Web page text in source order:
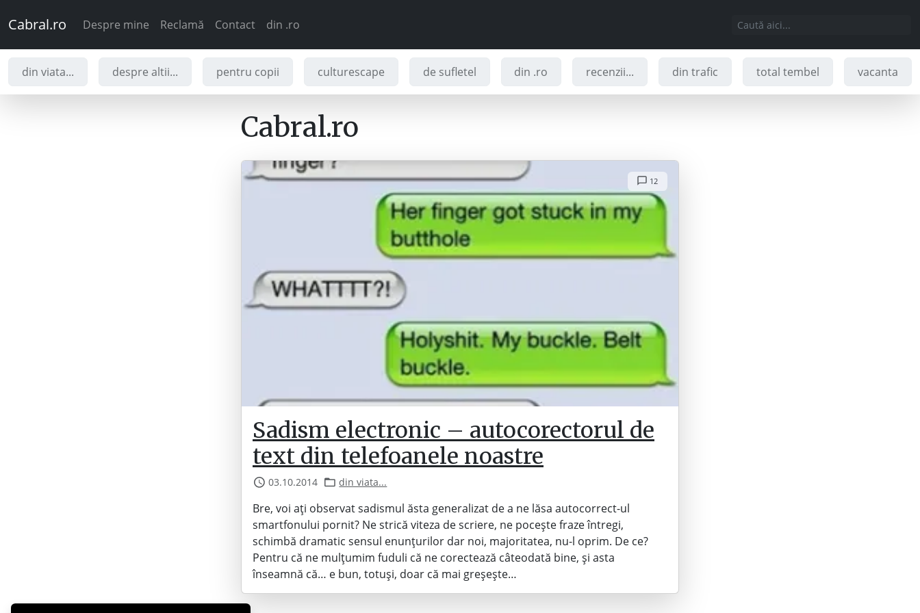
Cabral.ro Despre mine Reclamă Contact din .ro
din viata... despre altii... pentru copii culturescape de sufletel din .ro recenzii... din trafic total tembel vacanta
Cabral.ro
12
Sadism electronic – autocorectorul de
text din telefoanele noastre
03.10.2014 din viata...
Bre, voi ați observat sadismul ăsta generalizat de a ne lăsa autocorrect-ul
smartfonului pornit? Ne strică viteza de scriere, ne pocește fraze întregi,
schimbă dramatic sensul enunțurilor dar noi, majoritatea, nu-l oprim. De ce?
Pentru că ne mulțumim fuduli că ne corectează câteodată bine, și asta
înseamnă că… e bun, totuși, doar că mai greșește…